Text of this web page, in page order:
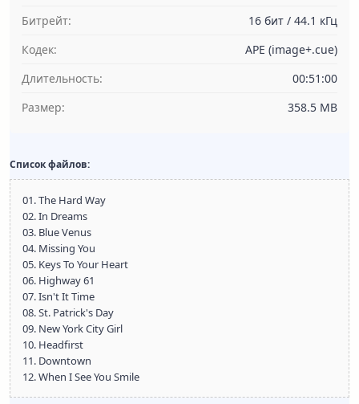
Битрейт:
16 бит / 44.1 кГц
Кодек:
APE (image+.cue)
Длительность:
00:51:00
Размер:
358.5 MB
Список файлов:
01. The Hard Way
02. In Dreams
03. Blue Venus
04. Missing You
05. Keys To Your Heart
06. Highway 61
07. Isn't It Time
08. St. Patrick's Day
09. New York City Girl
10. Headfirst
11. Downtown
12. When I See You Smile